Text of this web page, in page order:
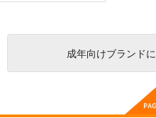
成年向けブランドに